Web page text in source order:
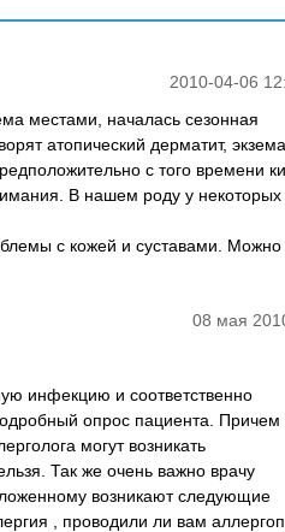
2010-04-06
местами, началась сезонная
атопический дерматит, экзема,
с того времени
В нашем роду у некоторых
с кожей и суставами. Можно
08 мая
инфекцию и соответственно
опрос пациента. Причем
могут возникать
Так же очень важно врачу
возникают следующие
, проводили ли вам